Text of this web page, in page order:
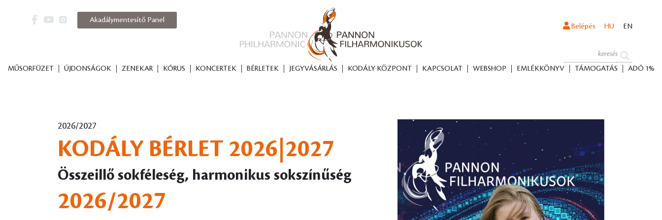
MŰSORFÜZET ÚJDONSÁGOK ZENEKAR KÓRUS KONCERTEK BÉRLETEK JEGYVÁSÁRLÁS KODÁLY KÖZPONT KAPCSOLAT WEBSHOP EMLÉKKÖNYV TÁMOGATÁS ADÓ 1%
Belépés HU EN
Akadálymentesítő Panel
2026/2027
KODÁLY BÉRLET 2026|2027
Összeillő sokféleség, harmonikus sokszínűség
2026/2027